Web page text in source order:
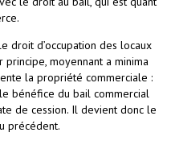
droit d’occupation des locaux
moyennant a minima
la propriété commerciale :
bénéfice du bail commercial
de cession. Il devient donc le
précédent.